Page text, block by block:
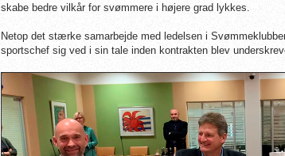
skabe bedre vilkår for svømmere i højere grad lykkes.
Netop det stærke samarbejde med ledelsen i
sportschef sig ved i sin tale inden kontrakten blev